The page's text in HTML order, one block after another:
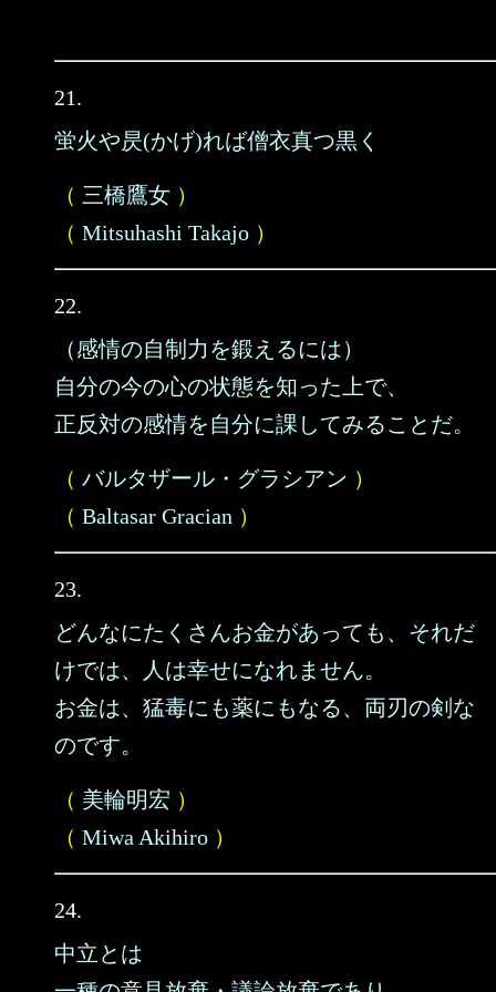
21.
蛍火や昃(かげ)れば僧衣真つ黒く
（ 三橋鷹女 ）
（ Mitsuhashi Takajo ）
22.
（感情の自制力を鍛えるには）
自分の今の心の状態を知った上で、
正反対の感情を自分に課してみることだ。
（ バルタザール・グラシアン ）
（ Baltasar Gracian ）
23.
どんなにたくさんお金があっても、それだ
けでは、人は幸せになれません。
お金は、猛毒にも薬にもなる、両刃の剣な
のです。
（ 美輪明宏 ）
（ Miwa Akihiro ）
24.
中立とは